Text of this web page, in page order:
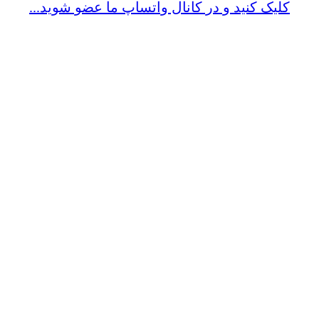
کلیک کنید و در کانال واتساپ ما عضو شوید...